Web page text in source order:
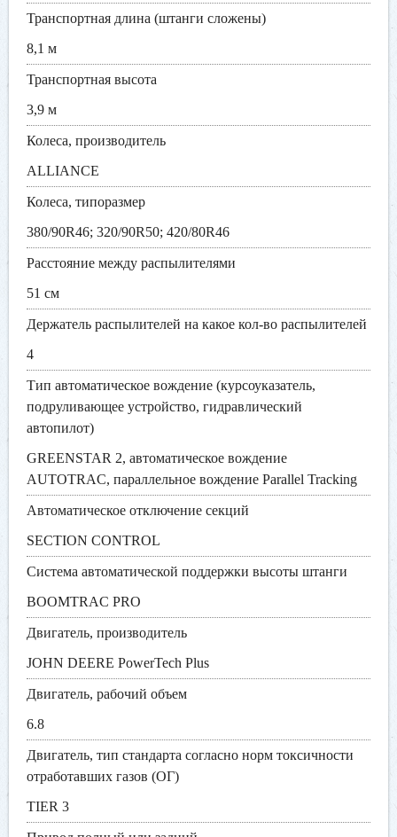
Транспортная длина (штанги сложены)
8,1 м
Транспортная высота
3,9 м
Колеса, производитель
ALLIANCE
Колеса, типоразмер
380/90R46; 320/90R50; 420/80R46
Расстояние между распылителями
51 см
Держатель распылителей на какое кол-во распылителей
4
Тип автоматическое вождение (курсоуказатель,
подруливающее устройство, гидравлический
автопилот)
GREENSTAR 2, автоматическое вождение
AUTOTRAC, параллельное вождение Parallel Tracking
Автоматическое отключение секций
SECTION CONTROL
Система автоматической поддержки высоты штанги
BOOMTRAC PRO
Двигатель, производитель
JOHN DEERE PowerTech Plus
Двигатель, рабочий объем
6.8
Двигатель, тип стандарта согласно норм токсичности
отработавших газов (ОГ)
TIER 3